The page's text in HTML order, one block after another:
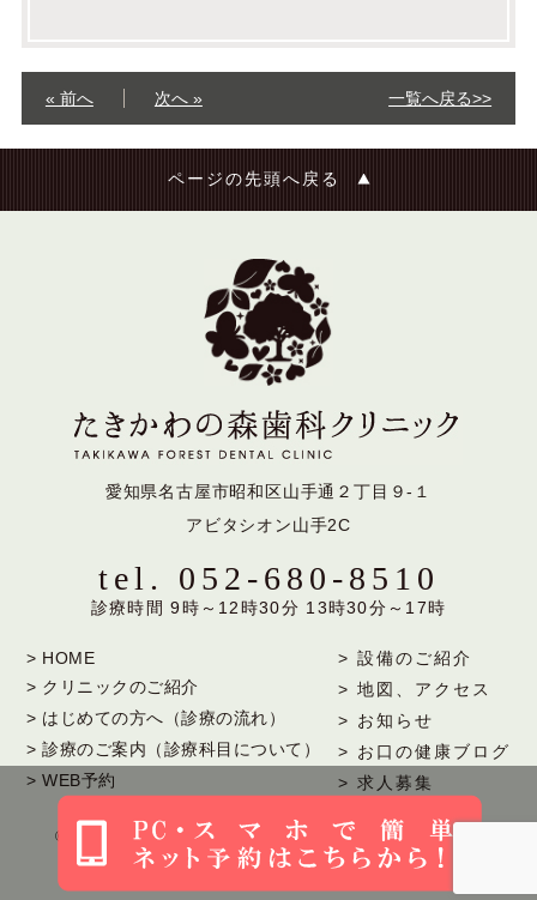
« 前へ 次へ » 一覧へ戻る>>
ページの先頭へ戻る
愛知県名古屋市昭和区山手通２丁目９-１
アビタシオン山手2C
tel. 052-680-8510
診療時間 9時～12時30分 13時30分～17時
> HOME
> クリニックのご紹介
> はじめての方へ（診療の流れ）
> 診療のご案内（診療科目について）
> WEB予約
> 設備のご紹介
> 地図、アクセス
> お知らせ
> お口の健康ブログ
> 求人募集
©2017 Takikawanomori Dental Clinic All Rights
Reserved.